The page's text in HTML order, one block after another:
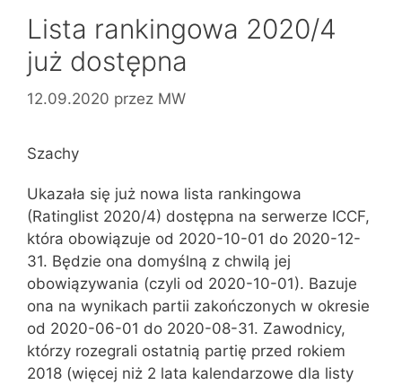
Lista rankingowa 2020/4
już dostępna
12.09.2020 przez MW
Szachy
Ukazała się już nowa lista rankingowa
(Ratinglist 2020/4) dostępna na serwerze ICCF,
która obowiązuje od 2020-10-01 do 2020-12-
31. Będzie ona domyślną z chwilą jej
obowiązywania (czyli od 2020-10-01). Bazuje
ona na wynikach partii zakończonych w okresie
od 2020-06-01 do 2020-08-31. Zawodnicy,
którzy rozegrali ostatnią partię przed rokiem
2018 (więcej niż 2 lata kalendarzowe dla listy